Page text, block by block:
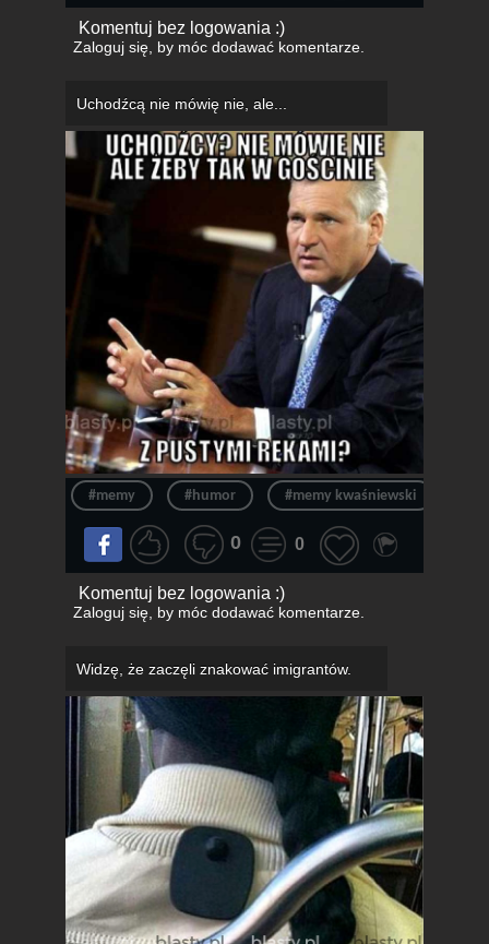
Komentuj bez logowania :)
Zaloguj się, by móc dodawać komentarze.
Uchodźcą nie mówię nie, ale...
#memy #humor #memy kwaśniewski
0 0
Komentuj bez logowania :)
Zaloguj się, by móc dodawać komentarze.
Widzę, że zaczęli znakować imigrantów.